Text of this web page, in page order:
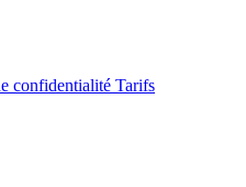
confidentialité Tarifs